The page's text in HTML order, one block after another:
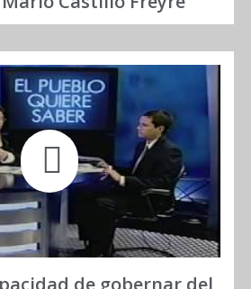
de gobernar del